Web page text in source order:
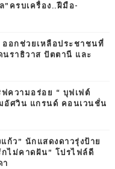
ครบเครื่อง..ฝีมือ-
อกช่วยเหลือประชาชนที่
ราธิวาส ปัตตานี และ
ความอร่อย “ บุฟเฟต์
อัศวิน แกรนด์ คอนเวนชั่น
ก้ว” นักแสดงดาวรุ่งป้าย
ไม่คาดฝัน” โปรไฟล์ดี
า